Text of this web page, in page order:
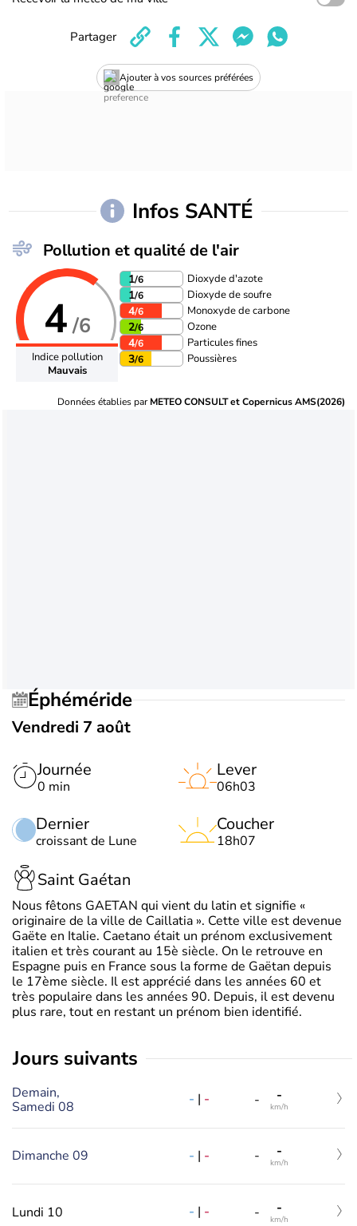
Ajouter à vos sources préférées
Partager
Infos SANTÉ
Pollution et qualité de l'air
4/6
Indice pollution
Mauvais
1/6 Dioxyde d'azote
1/6 Dioxyde de soufre
4/6 Monoxyde de carbone
2/6 Ozone
4/6 Particules fines
3/6 Poussières
Données établies parMETEO CONSULT et Copernicus AMS(2026)
Éphéméride
Vendredi 7 août
Journée
0 min
Dernier
croissant de Lune
Lever
06h03
Coucher
18h07
Saint Gaétan
Nous fêtons GAETAN qui vient du latin et signifie «
originaire de la ville de Caillatia ». Cette ville est devenue
Gaëte en Italie. Caetano était un prénom exclusivement
italien et très courant au 15è siècle. On le retrouve en
Espagne puis en France sous la forme de Gaëtan depuis
le 17ème siècle. Il est apprécié dans les années 60 et
très populaire dans les années 90. Depuis, il est devenu
plus rare, tout en restant un prénom bien identifié.
jours suivants
Demain,
Samedi 08
- | - - -
km/h
Dimanche 09 - | - - -
km/h
Lundi 10 - | - - -
km/h